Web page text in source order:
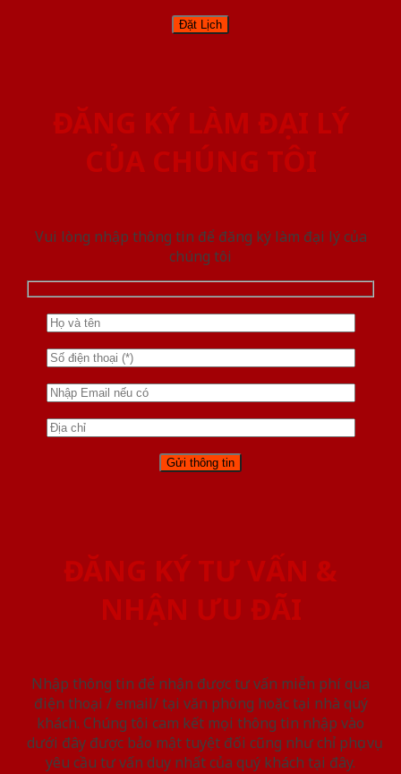
ĐĂNG KÝ LÀM ĐẠI LÝ
CỦA CHÚNG TÔI
Vui lòng nhập thông tin để đăng ký làm đại lý của
chúng tôi
ĐĂNG KÝ TƯ VẤN &
NHẬN ƯU ĐÃI
Nhập thông tin để nhận được tư vấn miễn phí qua
điện thoại / email/ tại văn phòng hoặc tại nhà quý
khách. Chúng tôi cam kết mọi thông tin nhập vào
dưới đây được bảo mật tuyệt đối cũng như chỉ phục vụ
yêu cầu tư vấn duy nhất của quý khách tại đây.